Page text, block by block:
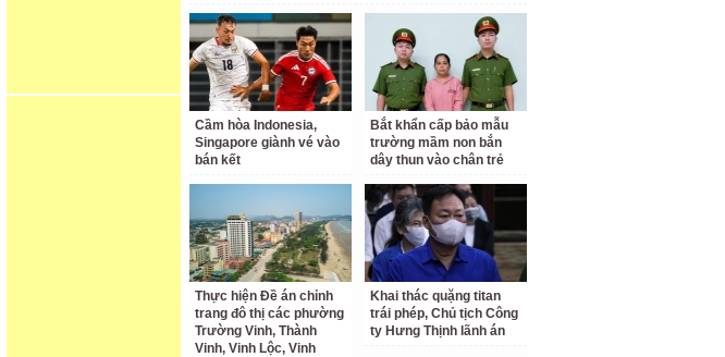
Cầm hòa Indonesia,
Singapore giành vé vào
bán kết
Bắt khẩn cấp bảo mẫu
trường mầm non bắn
dây thun vào chân trẻ
Thực hiện Đề án chỉnh
trang đô thị các phường
Trường Vinh, Thành
Vinh, Vinh Lộc, Vinh
Khai thác quặng titan
trái phép, Chủ tịch Công
ty Hưng Thịnh lãnh án